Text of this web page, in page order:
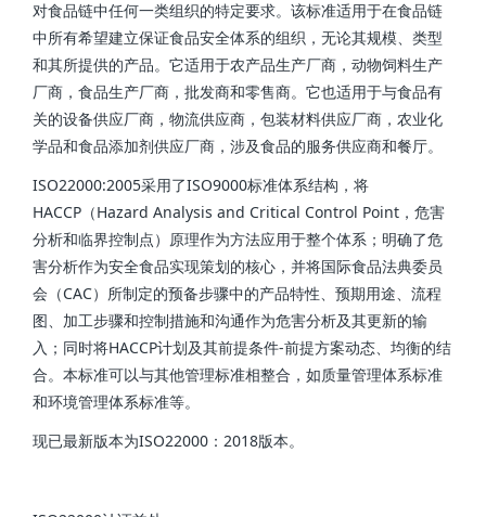
对食品链中任何一类组织的特定要求。该标准适用于在食品链
中所有希望建立保证食品安全体系的组织，无论其规模、类型
和其所提供的产品。它适用于农产品生产厂商，动物饲料生产
厂商，食品生产厂商，批发商和零售商。它也适用于与食品有
关的设备供应厂商，物流供应商，包装材料供应厂商，农业化
学品和食品添加剂供应厂商，涉及食品的服务供应商和餐厅。
ISO22000:2005采用了ISO9000标准体系结构，将
HACCP（Hazard Analysis and Critical Control Point，危害
分析和临界控制点）原理作为方法应用于整个体系；明确了危
害分析作为安全食品实现策划的核心，并将国际食品法典委员
会（CAC）所制定的预备步骤中的产品特性、预期用途、流程
图、加工步骤和控制措施和沟通作为危害分析及其更新的输
入；同时将HACCP计划及其前提条件-前提方案动态、均衡的结
合。本标准可以与其他管理标准相整合，如质量管理体系标准
和环境管理体系标准等。
现已最新版本为ISO22000：2018版本。